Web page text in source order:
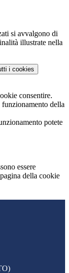
si avvalgono di
illustrate nella
i cookies
consentire.
della
potete
essere
della cookie